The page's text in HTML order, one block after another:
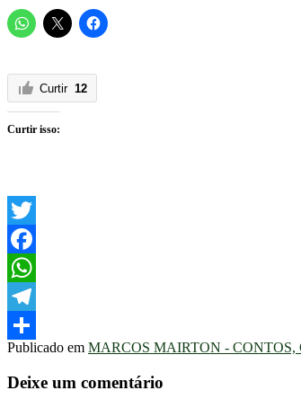
Curtir 12
Curtir isso:
Twitter
Facebook
WhatsApp
Telegram
Share
Publicado em MARCOS MAIRTON - CONTOS,
Deixe um comentário